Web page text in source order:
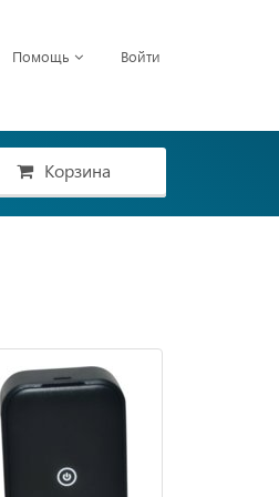
Помощь Войти
Корзина